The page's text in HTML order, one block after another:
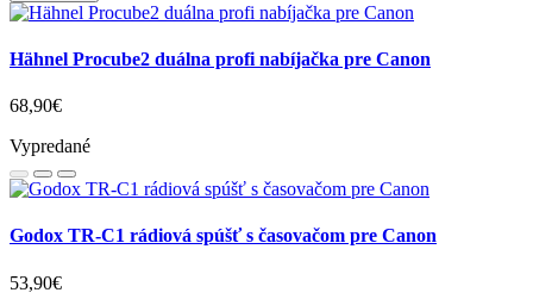
Hähnel Procube2 duálna profi nabíjačka pre Canon
68,90€
Vypredané
Godox TR-C1 rádiová spúšť s časovačom pre Canon
53,90€